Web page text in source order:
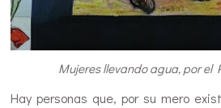
Mujeres llevando agua, por el
Hay personas que, por su mero